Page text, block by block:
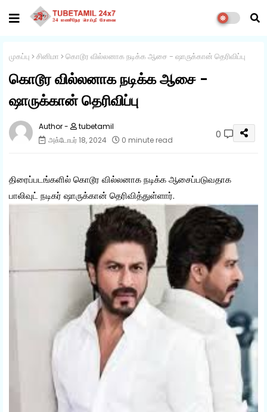
முகப்பு சினிமா கொடூர வில்லனாக நடிக்க ஆசை - ஷாருக்கான் தெரிவிப்பு
கொடூர வில்லனாக நடிக்க ஆசை -
ஷாருக்கான் தெரிவிப்பு
tubetamil
அக்டோபர் 18, 2024
0 minute read 0
திரைப்படங்களில் கொடூர வில்லனாக நடிக்க ஆசைப்படுவதாக
பாலிவுட் நடிகர் ஷாருக்கான் தெரிவித்துள்ளார்.